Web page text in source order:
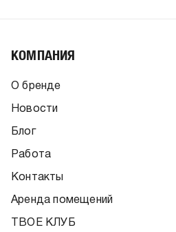
КОМПАНИЯ
О бренде
Новости
Блог
Работа
Контакты
Аренда помещений
ТВОЕ КЛУБ